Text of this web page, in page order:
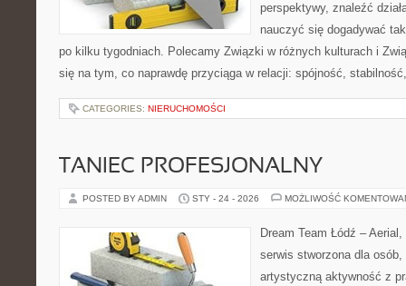
perspektywy, znaleźć
nauczyć się dogadywać
po kilku tygodniach. Polecamy Związki w różnych kulturach i
się na tym, co naprawdę przyciąga w relacji: spójność,
CATEGORIES: NIERUCHOMOŚCI
TANIEC PROFESJONALNY
POSTED BY ADMIN STY - 24 - 2026 MOŻLIWOŚĆ
Dream Team Łódź –
serwis stworzona dla
artystyczną aktywność z